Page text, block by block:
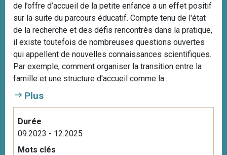
de l’offre d’accueil de la petite enfance a un effet positif
sur la suite du parcours éducatif. Compte tenu de l'état
de la recherche et des défis rencontrés dans la pratique,
il existe toutefois de nombreuses questions ouvertes
qui appellent de nouvelles connaissances scientifiques.
Par exemple, comment organiser la transition entre la
famille et une structure d'accueil comme la...
Plus
Durée
09.2023 - 12.2025
Mots clés